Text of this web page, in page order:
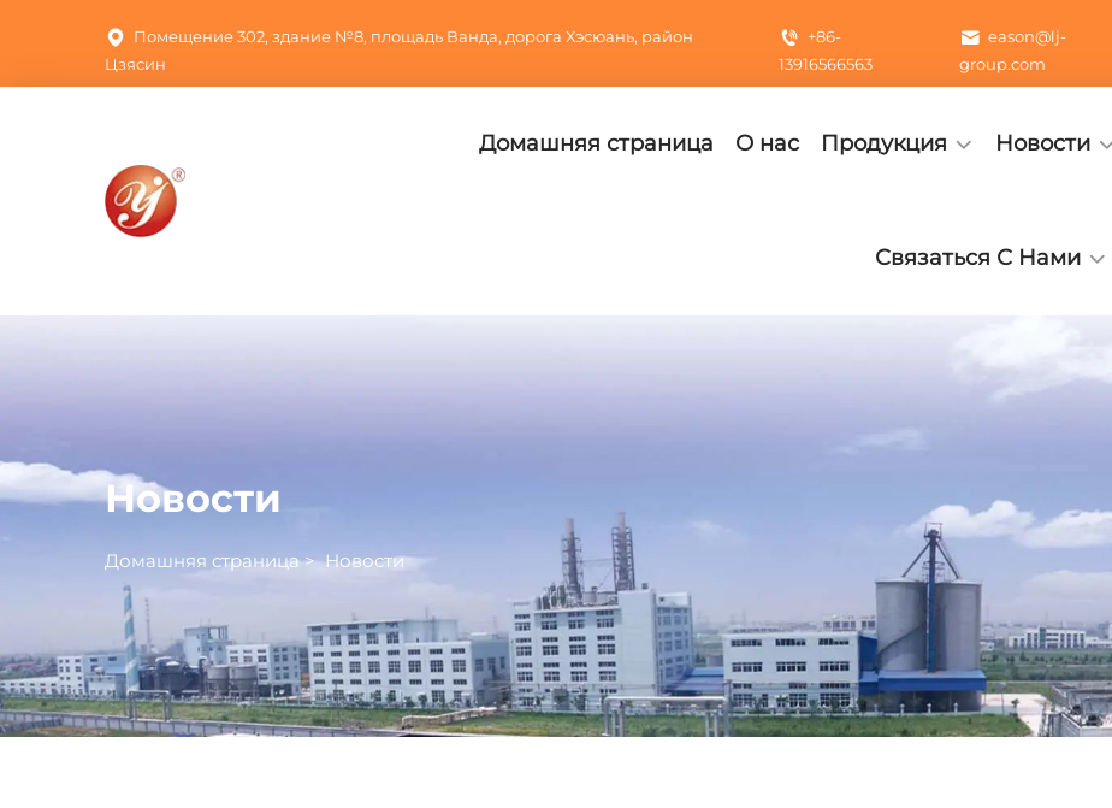
Помещение 302, здание №8, площадь Ванда, дорога Хэсюань, район
Цзясин
+86-
13916566563
eason@lj-
group.com
Домашняя страница О нас Продукция Новости
Связаться С Нами
Новости
Домашняя страница>Новости